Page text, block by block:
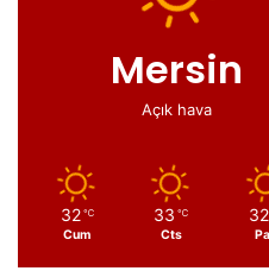
Mersin
Açık hava
32 ℃
Cum
33 ℃
Cts
32